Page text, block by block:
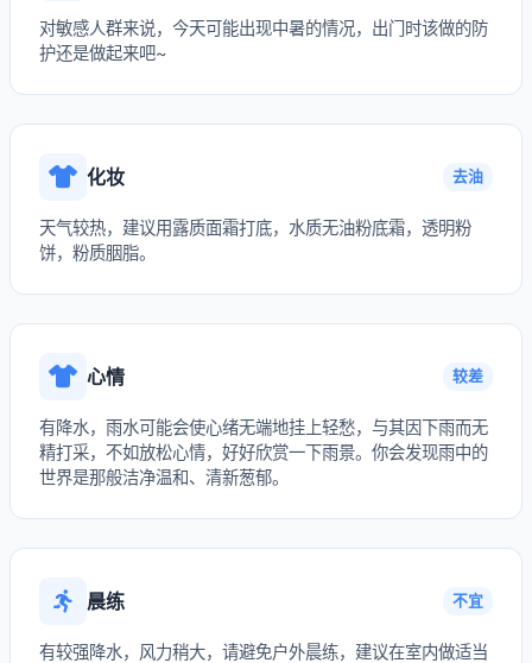
对敏感人群来说，今天可能出现中暑的情况，出门时该做的防
护还是做起来吧~
化妆 去油
天气较热，建议用露质面霜打底，水质无油粉底霜，透明粉
饼，粉质胭脂。
心情 较差
有降水，雨水可能会使心绪无端地挂上轻愁，与其因下雨而无
精打采，不如放松心情，好好欣赏一下雨景。你会发现雨中的
世界是那般洁净温和、清新葱郁。
晨练 不宜
有较强降水，风力稍大，请避免户外晨练，建议在室内做适当